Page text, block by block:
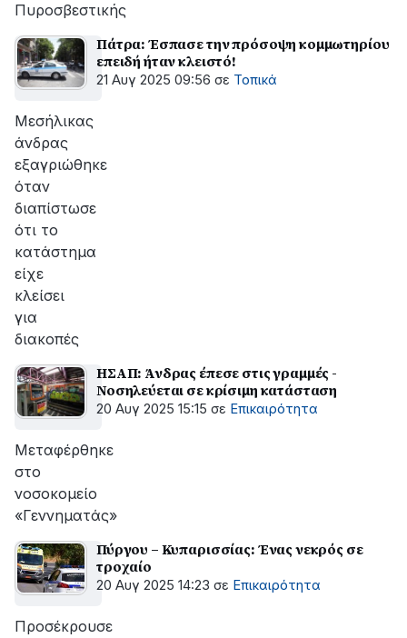
Πυροσβεστικής
Πάτρα: Έσπασε την πρόσοψη κομμωτηρίου
επειδή ήταν κλειστό!
21 Αυγ 2025 09:56 σε Τοπικά
Μεσήλικας
άνδρας
εξαγριώθηκε
όταν
διαπίστωσε
ότι το
κατάστημα
είχε
κλείσει
για
διακοπές
ΗΣΑΠ: Άνδρας έπεσε στις γραμμές -
Νοσηλεύεται σε κρίσιμη κατάσταση
20 Αυγ 2025 15:15 σε Επικαιρότητα
Μεταφέρθηκε
στο
νοσοκομείο
«Γεννηματάς»
Πύργου – Κυπαρισσίας: Ένας νεκρός σε
τροχαίο
20 Αυγ 2025 14:23 σε Επικαιρότητα
Προσέκρουσε